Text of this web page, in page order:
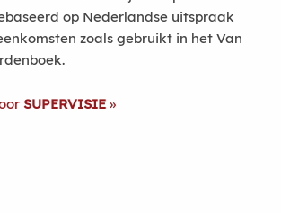
op Nederlandse uitspraak
zoals gebruikt in het Van
SUPERVISIE